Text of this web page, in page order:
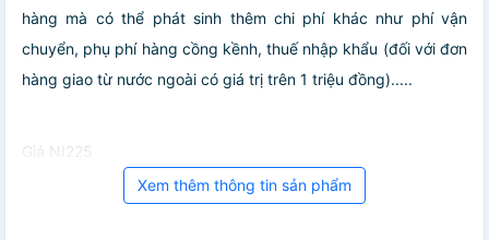
hàng mà có thể phát sinh thêm chi phí khác như phí vận
chuyển, phụ phí hàng cồng kềnh, thuế nhập khẩu (đối với đơn
hàng giao từ nước ngoài có giá trị trên 1 triệu đồng).....
Giá NI225
Xem thêm thông tin sản phẩm